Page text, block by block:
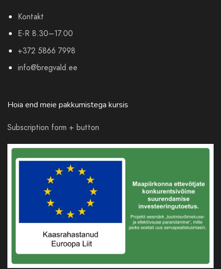
Kontakt
E-R 8.30–17.00
+372 5866 7998
info@bregvald.ee
Hoia end meie pakkumistega kursis
Subscription form + button